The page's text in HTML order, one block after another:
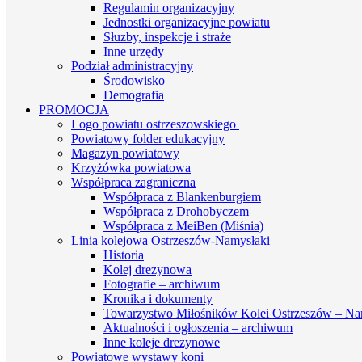
Regulamin organizacyjny
Jednostki organizacyjne powiatu
Słuzby, inspekcje i straże
Inne urzędy
Podział administracyjny
Środowisko
Demografia
PROMOCJA
Logo powiatu ostrzeszowskiego
Powiatowy folder edukacyjny
Magazyn powiatowy
Krzyżówka powiatowa
Współpraca zagraniczna
Współpraca z Blankenburgiem
Współpraca z Drohobyczem
Współpraca z MeiBen (Miśnia)
Linia kolejowa Ostrzeszów-Namysłaki
Historia
Kolej drezynowa
Fotografie – archiwum
Kronika i dokumenty
Towarzystwo Miłośników Kolei Ostrzeszów –
Aktualności i ogłoszenia – archiwum
Inne koleje drezynowe
Powiatowe wystawy koni